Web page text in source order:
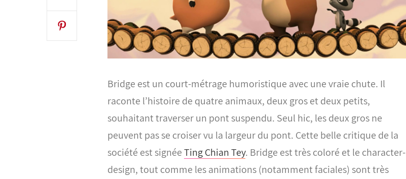
Bridge est un court-métrage humoristique avec une vraie chute. Il
raconte l’histoire de quatre animaux, deux gros et deux petits,
souhaitant traverser un pont suspendu. Seul hic, les deux gros ne
peuvent pas se croiser vu la largeur du pont. Cette belle critique de la
société est signéeTing Chian Tey. Bridge est très coloré et le character-
design, tout comme les animations (notamment faciales) sont très